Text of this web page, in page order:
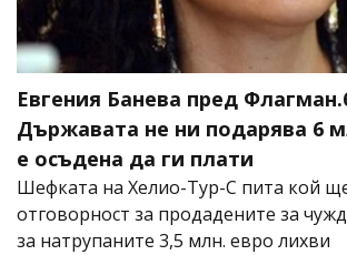
Евгения Банева пред
Държавата не ни подарява 6
е осъдена да ги плати
Шефката на Хелио-Тур-С пита кой
отговорност за продадените за
за натрупаните 3,5 млн. евро лихви